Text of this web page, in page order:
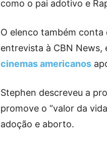
como o pai adotivo e
O elenco também
entrevista à CBN News,
cinemas americanos
Stephen descreveu a
promove o “valor da
adoção e aborto.